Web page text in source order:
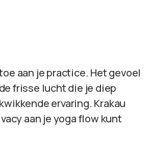
aan je practice. Het gevoel
frisse lucht die je diep
ervaring. Krakau
aan je yoga flow kunt